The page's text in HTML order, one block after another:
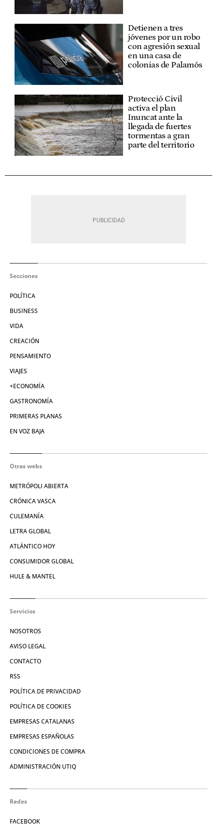
Detienen a tres
jóvenes por un robo
con agresión sexual
en una casa de
colonias de Palamós
Protecció Civil
activa el plan
Inuncat ante la
llegada de fuertes
tormentas a gran
parte del territorio
Secciones
POLÍTICA
BUSINESS
VIDA
CREACIÓN
PENSAMIENTO
VIAJES
+ECONOMÍA
GASTRONOMÍA
PRIMERAS PLANAS
EN VOZ BAJA
Otras webs
METRÓPOLI ABIERTA
CRÓNICA VASCA
CULEMANÍA
LETRA GLOBAL
ATLÁNTICO HOY
CONSUMIDOR GLOBAL
HULE & MANTEL
Servicios
NOSOTROS
AVISO LEGAL
CONTACTO
RSS
POLÍTICA DE PRIVACIDAD
POLÍTICA DE COOKIES
EMPRESAS CATALANAS
EMPRESAS ESPAÑOLAS
CONDICIONES DE COMPRA
ADMINISTRACIÓN UTIQ
Redes
FACEBOOK